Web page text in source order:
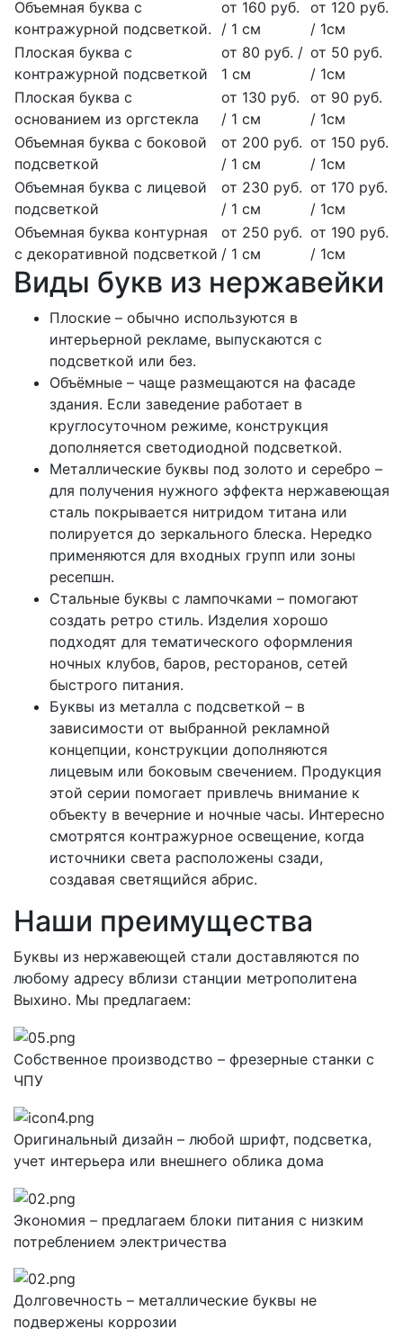
Объемная буква с
контражурной подсветкой.
от 160 руб.
/ 1 см
от 120 руб.
/ 1см
Плоская буква с
контражурной подсветкой
от 80 руб. /
1 см
от 50 руб.
/ 1см
Плоская буква с
основанием из оргстекла
от 130 руб.
/ 1 см
от 90 руб.
/ 1см
Объемная буква с боковой
подсветкой
от 200 руб.
/ 1 см
от 150 руб.
/ 1см
Объемная буква с лицевой
подсветкой
от 230 руб.
/ 1 см
от 170 руб.
/ 1см
Объемная буква контурная
с декоративной подсветкой
от 250 руб.
/ 1 см
от 190 руб.
/ 1см
Виды букв из нержавейки
Плоские – обычно используются в
интерьерной рекламе, выпускаются с
подсветкой или без.
Объёмные – чаще размещаются на фасаде
здания. Если заведение работает в
круглосуточном режиме, конструкция
дополняется светодиодной подсветкой.
Металлические буквы под золото и серебро –
для получения нужного эффекта нержавеющая
сталь покрывается нитридом титана или
полируется до зеркального блеска. Нередко
применяются для входных групп или зоны
ресепшн.
Стальные буквы с лампочками – помогают
создать ретро стиль. Изделия хорошо
подходят для тематического оформления
ночных клубов, баров, ресторанов, сетей
быстрого питания.
Буквы из металла с подсветкой – в
зависимости от выбранной рекламной
концепции, конструкции дополняются
лицевым или боковым свечением. Продукция
этой серии помогает привлечь внимание к
объекту в вечерние и ночные часы. Интересно
смотрятся контражурное освещение, когда
источники света расположены сзади,
создавая светящийся абрис.
Наши преимущества
Буквы из нержавеющей стали доставляются по
любому адресу вблизи станции метрополитена
Выхино. Мы предлагаем:
Собственное производство – фрезерные станки с
ЧПУ
Оригинальный дизайн – любой шрифт, подсветка,
учет интерьера или внешнего облика дома
Экономия – предлагаем блоки питания с низким
потреблением электричества
Долговечность – металлические буквы не
подвержены коррозии